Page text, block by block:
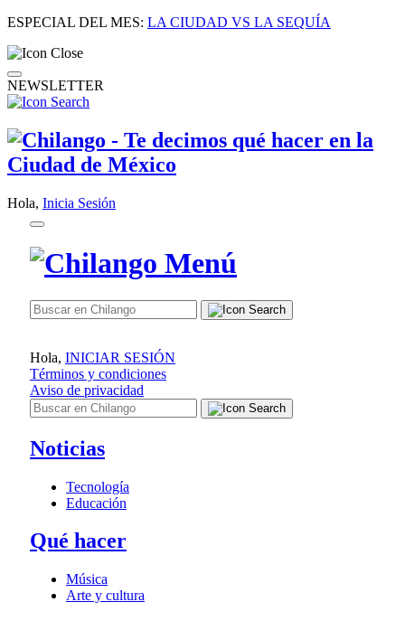
ESPECIAL DEL MES: LA CIUDAD VS LA SEQUÍA
NEWSLETTER
Hola, Inicia Sesión
Hola, INICIAR SESIÓN
Términos y condiciones
Aviso de privacidad
Noticias
Tecnología
Educación
Qué hacer
Música
Arte y cultura